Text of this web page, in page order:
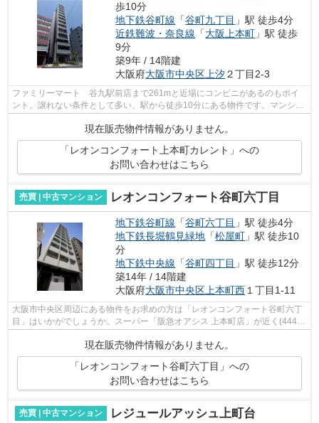
歩10分
地下鉄谷町線 「谷町九丁目 」駅 徒歩4分
近鉄難波・奈良線 「大阪上本町 」駅 徒歩
9分
築9年 / 14階建
大阪府大阪市中央区上汐２丁目2-3
ファミリーマート 谷九駅前店まで261mと近場にコンビニがあるのもポイ
ント。譲れない条件として多い、駅から徒歩10分にある物件です。マンショ
現在販売物件情報がありません。
「レオンコンフォート上本町カレント」への
お問い合わせはこちら
売買 | 中古マンション レオンコンフォート谷町六丁目
地下鉄谷町線 「谷町六丁目 」駅 徒歩4分
地下鉄長堀鶴見緑地 「松屋町 」駅 徒歩10
分
地下鉄中央線 「谷町四丁目 」駅 徒歩12分
築14年 / 14階建
大阪府大阪市中央区 上本町西 １丁目1-11
大阪市中央区周辺にある物件をお求めの方は「レオンコンフォート谷町六丁
目」はいかがでしょうか。スーパー「阪急オアシス 上本町店」が近く(444m)
現在販売物件情報がありません。
「レオンコンフォート谷町六丁目」への
お問い合わせはこちら
売買 | 中古マンション レジュールアッシュ上町台